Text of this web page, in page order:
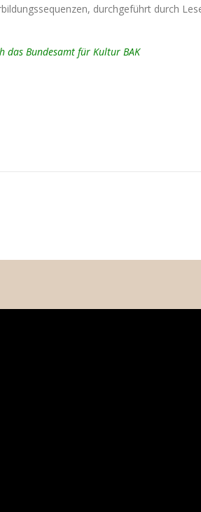
durchgeführt durch
Bundesamt für Kultur BAK